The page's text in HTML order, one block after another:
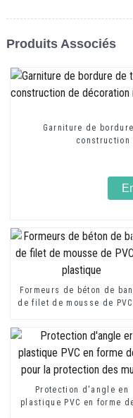
Produits Associés
Garniture de
Formeurs de béton de
de filet de mousse de
Protection d'angle en
plastique PVC en forme